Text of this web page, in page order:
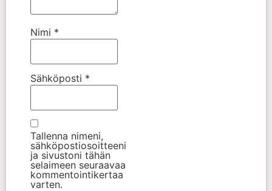
Nimi *
Sähköposti *
Tallenna nimeni,
sähköpostiosoitteeni
ja sivustoni tähän
selaimeen seuraavaa
kommentointikertaa
varten.